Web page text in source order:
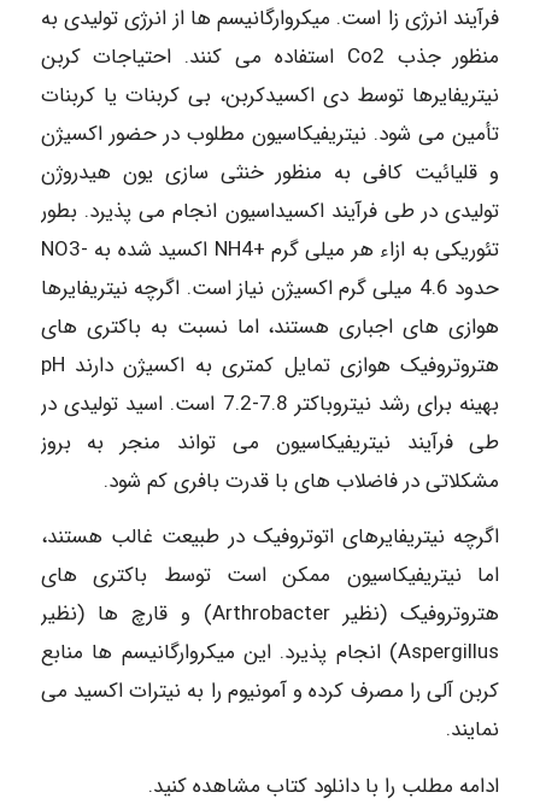
فرآیند انرژی زا است. میکروارگانیسم ها از انرژی تولیدی به
منظور جذب Co2 استفاده می کنند. احتياجات کربن
نیتریفایرها توسط دی اکسیدکربن، بی کربنات یا کربنات
تأمین می شود. نیتریفیکاسیون مطلوب در حضور اکسیژن
و قلیائیت کافی به منظور خنثی سازی یون هیدروژن
تولیدی در طی فرآیند اکسیداسیون انجام می پذیرد. بطور
تئوریکی به ازاء هر میلی گرم +NH4 اکسید شده به -NO3
حدود 4.6 میلی گرم اکسیژن نیاز است. اگرچه نیتریفایرها
هوازی های اجباری هستند، اما نسبت به باکتری های
هتروتروفیک هوازی تمایل کمتری به اکسیژن دارند pH
بهینه برای رشد نیتروباکتر 7.8-7.2 است. اسید تولیدی در
طی فرآیند نیتریفیکاسیون می تواند منجر به بروز
مشکلاتی در فاضلاب های با قدرت بافری کم شود.
اگرچه نیتریفایرهای اتوتروفیک در طبیعت غالب هستند،
اما نیتریفیکاسیون ممکن است توسط باکتری های
هتروتروفیک (نظير Arthrobacter) و قارچ ها (نظیر
Aspergillus) انجام پذیرد. این میکروارگانیسم ها منابع
کربن آلی را مصرف کرده و آمونیوم را به نیترات اکسید می
نمایند.
ادامه مطلب را با دانلود کتاب مشاهده کنید.